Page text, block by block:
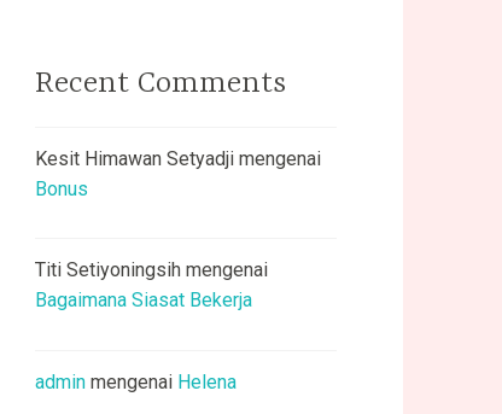
Recent Comments
Kesit Himawan Setyadji mengenai
Bonus
Titi Setiyoningsih mengenai
Bagaimana Siasat Bekerja
admin mengenai Helena